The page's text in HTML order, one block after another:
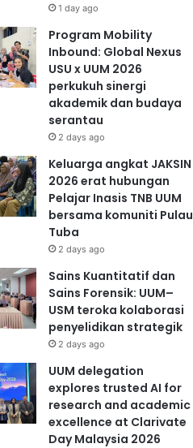
1 day ago
Program Mobility
Inbound: Global Nexus
USU x UUM 2026
perkukuh sinergi
akademik dan budaya
serantau
2 days ago
Keluarga angkat JAKSIN
2026 erat hubungan
Pelajar Inasis TNB UUM
bersama komuniti Pulau
Tuba
2 days ago
Sains Kuantitatif dan
Sains Forensik: UUM–
USM teroka kolaborasi
penyelidikan strategik
2 days ago
UUM delegation
explores trusted AI for
research and academic
excellence at Clarivate
Day Malaysia 2026